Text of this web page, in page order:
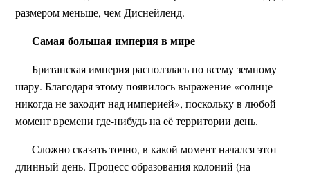
размером меньше, чем Диснейленд.
Самая большая империя в мире
Британская империя расползлась по всему земному
шару. Благодаря этому появилось выражение «солнце
никогда не заходит над империей», поскольку в любой
момент времени где-нибудь на её территории день.
Сложно сказать точно, в какой момент начался этот
длинный день. Процесс образования колоний (на